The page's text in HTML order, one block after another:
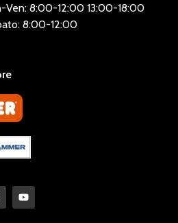
Ven: 8:00-12:00 13:00-18:00
8:00-12:00